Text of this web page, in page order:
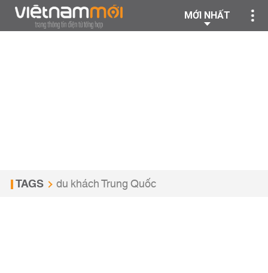
MỚI NHẤT
TAGS du khách Trung Quốc